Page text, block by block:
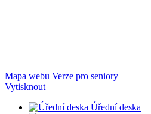
Mapa webu Verze pro seniory
Vytisknout
Úřední deska